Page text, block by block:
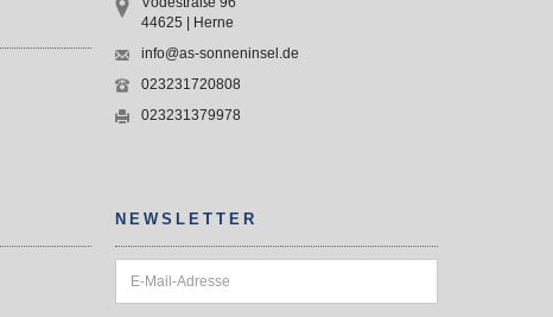
44625 | Herne
info@as-sonneninsel.de
023231720808
023231379978
NEWSLETTER